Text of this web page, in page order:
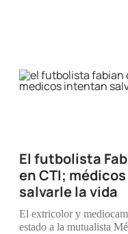
El futbolista
en CTI;
salvarle la vida
El extricolor y
estado a la mutualista